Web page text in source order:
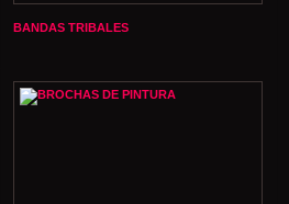
BANDAS TRIBALES